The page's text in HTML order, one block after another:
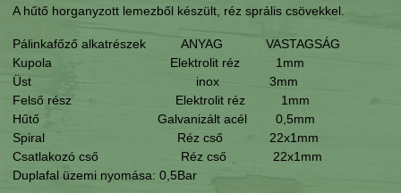
A hűtő horganyzott lemezből készült, réz sprális csövekkel.
Pálinkafőző alkatrészek ANYAG VASTAGSÁG
Kupola Elektrolit réz 1mm
Üst inox 3mm
Felső rész Elektrolit réz 1mm
Hűtő Galvanizált acél 0,5mm
Spiral Réz cső 22x1mm
Csatlakozó cső Réz cső 22x1mm
Duplafal üzemi nyomása: 0,5Bar